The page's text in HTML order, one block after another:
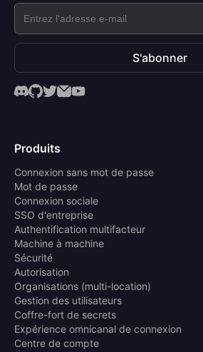
S'abonner
Produits
Connexion sans mot de passe
Mot de passe
Connexion sociale
SSO d'entreprise
Authentification multifacteur
Machine à machine
Sécurité
Autorisation
Organisations (multi-location)
Gestion des utilisateurs
Coffre-fort de secrets
Expérience omnicanal de connexion
Centre de compte